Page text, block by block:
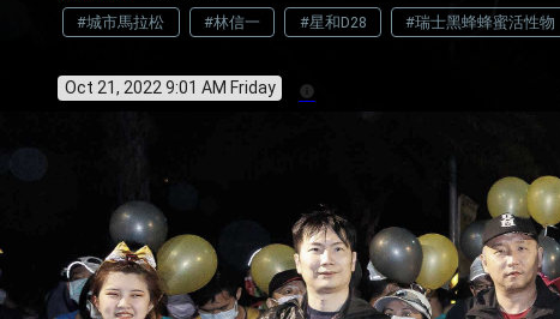
#城市馬拉松 #林信一 #星和D28 #瑞士黑蜂蜂蜜活性物
Oct 21, 2022 9:01 AM Friday info